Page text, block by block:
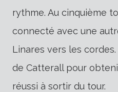
rythme. Au cinquième
connecté avec une
Linares vers les
de Catterall pour
réussi à sortir du tour.